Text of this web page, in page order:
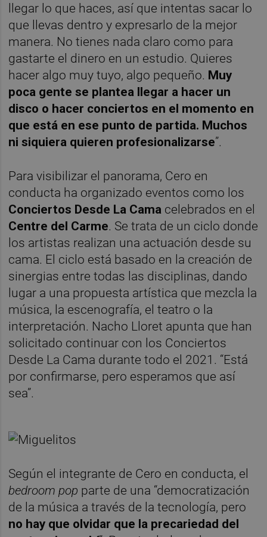
llegar lo que haces, así que intentas sacar lo
que llevas dentro y expresarlo de la mejor
manera. No tienes nada claro como para
gastarte el dinero en un estudio. Quieres
hacer algo muy tuyo, algo pequeño. Muy
poca gente se plantea llegar a hacer un
disco o hacer conciertos en el momento en
que está en ese punto de partida. Muchos
ni siquiera quieren profesionalizarse”.
Para visibilizar el panorama, Cero en
conducta ha organizado eventos como los
Conciertos Desde La Cama celebrados en el
Centre del Carme. Se trata de un ciclo donde
los artistas realizan una actuación desde su
cama. El ciclo está basado en la creación de
sinergias entre todas las disciplinas, dando
lugar a una propuesta artística que mezcla la
música, la escenografía, el teatro o la
interpretación. Nacho Lloret apunta que han
solicitado continuar con los Conciertos
Desde La Cama durante todo el 2021. “Está
por confirmarse, pero esperamos que así
sea”.
Según el integrante de Cero en conducta, el
bedroom pop parte de una “democratización
de la música a través de la tecnología, pero
no hay que olvidar que la precariedad del